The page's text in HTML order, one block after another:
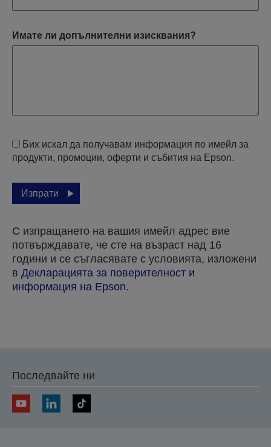
Имате ли допълнителни изисквания?
Бих искал да получавам информация по имейл за
продукти, промоции, оферти и събития на Epson.
Изпрати
С изпращането на вашия имейл адрес вие
потвърждавате, че сте на възраст над 16
години и се съгласявате с условията, изложени
в Декларацията за поверителност и
информация на Epson.
Ще се свържем с вас в рамките на следващите
няколко работни дни.
Последвайте ни